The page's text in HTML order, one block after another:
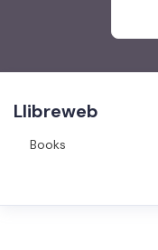
Llibreweb
Books